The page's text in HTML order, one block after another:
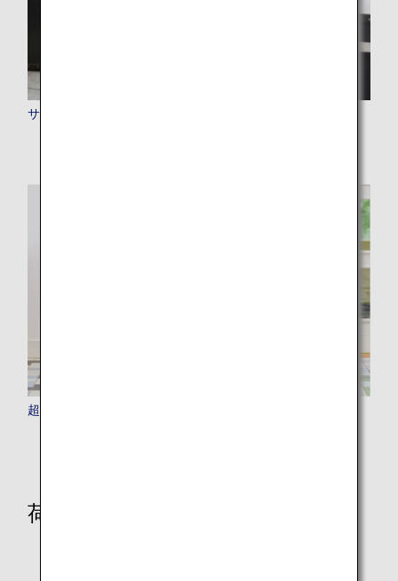
サイズの大きな手荷物のお預かり
超過手荷物料金
荷物の種類ごとの注意事項